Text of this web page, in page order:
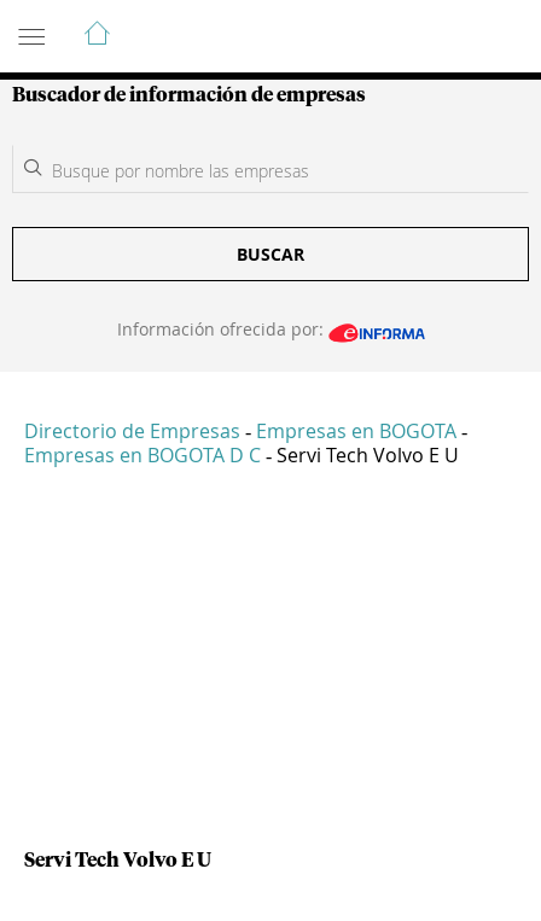
Guía de Empresas Colombianas
Buscador de información de empresas
BUSCAR
Información ofrecida por:
Directorio de Empresas - Empresas en BOGOTA -
Empresas en BOGOTA D C - Servi Tech Volvo E U
Servi Tech Volvo E U